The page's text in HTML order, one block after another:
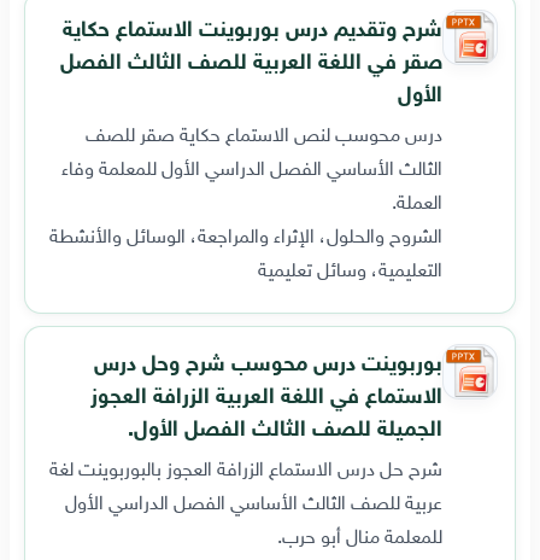
شرح وتقديم درس بوربوينت الاستماع حكاية
صقر في اللغة العربية للصف الثالث الفصل
الأول
درس محوسب لنص الاستماع حكاية صقر للصف
الثالث الأساسي الفصل الدراسي الأول للمعلمة وفاء
العملة.
الشروح والحلول، الإثراء والمراجعة، الوسائل والأنشطة
التعليمية، وسائل تعليمية
بوربوينت درس محوسب شرح وحل درس
الاستماع في اللغة العربية الزرافة العجوز
الجميلة للصف الثالث الفصل الأول.
شرح حل درس الاستماع الزرافة العجوز بالبوربوينت لغة
عربية للصف الثالث الأساسي الفصل الدراسي الأول
للمعلمة منال أبو حرب.